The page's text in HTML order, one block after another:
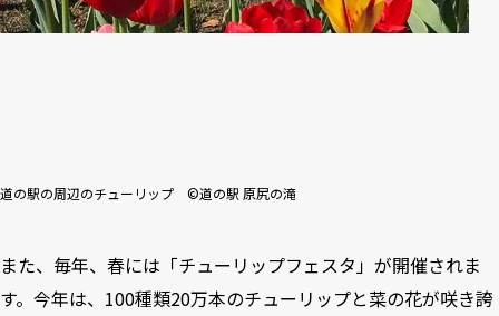
道の駅の周辺のチューリップ ©道の駅 原尻の滝
また、毎年、春には「チューリップフェスタ」が開催されま
す。今年は、100種類20万本のチューリップと菜の花が咲き誇